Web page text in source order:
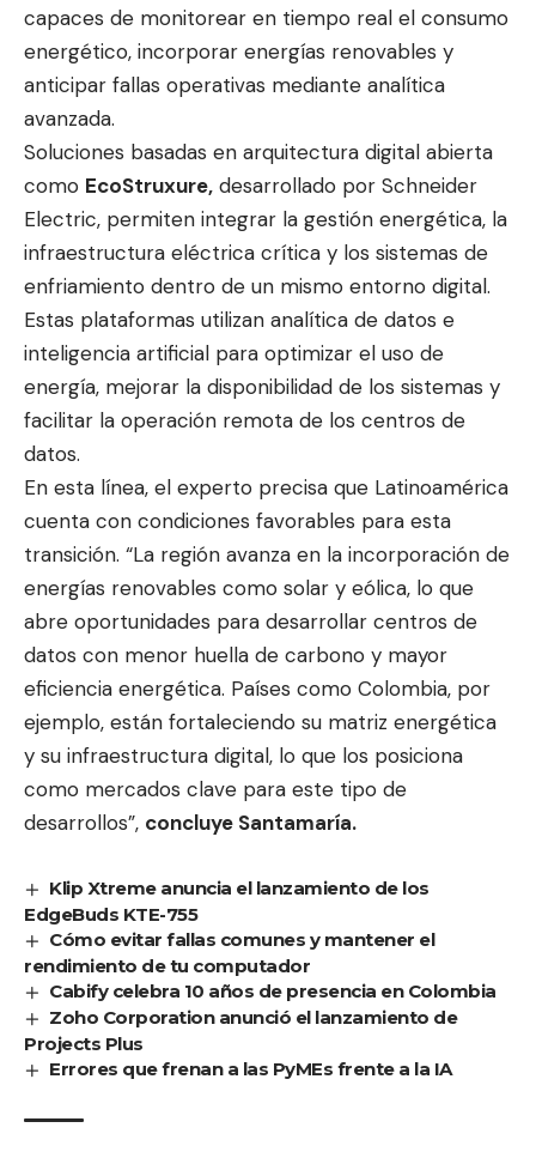
capaces de monitorear en tiempo real el consumo
energético, incorporar energías renovables y
anticipar fallas operativas mediante analítica
avanzada.
Soluciones basadas en arquitectura digital abierta
como EcoStruxure, desarrollado por Schneider
Electric, permiten integrar la gestión energética, la
infraestructura eléctrica crítica y los sistemas de
enfriamiento dentro de un mismo entorno digital.
Estas plataformas utilizan analítica de datos e
inteligencia artificial para optimizar el uso de
energía, mejorar la disponibilidad de los sistemas y
facilitar la operación remota de los centros de
datos.
En esta línea, el experto precisa que Latinoamérica
cuenta con condiciones favorables para esta
transición. “La región avanza en la incorporación de
energías renovables como solar y eólica, lo que
abre oportunidades para desarrollar centros de
datos con menor huella de carbono y mayor
eficiencia energética. Países como Colombia, por
ejemplo, están fortaleciendo su matriz energética
y su infraestructura digital, lo que los posiciona
como mercados clave para este tipo de
desarrollos”, concluye Santamaría.
Klip Xtreme anuncia el lanzamiento de los
EdgeBuds KTE-755
Cómo evitar fallas comunes y mantener el
rendimiento de tu computador
Cabify celebra 10 años de presencia en Colombia
Zoho Corporation anunció el lanzamiento de
Projects Plus
Errores que frenan a las PyMEs frente a la IA